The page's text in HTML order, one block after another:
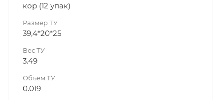
кор (12 упак)
Размер ТУ
39,4*20*25
Вес ТУ
3.49
Объем ТУ
0.019